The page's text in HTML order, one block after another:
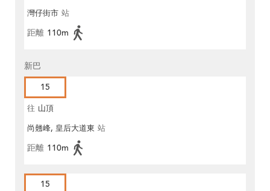
灣仔街市 站
距離 110m
新巴
15
往 山頂
尚翹峰, 皇后大道東 站
距離 110m
15